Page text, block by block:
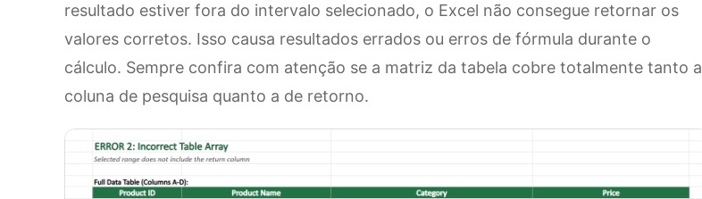
resultado estiver fora do intervalo selecionado, o Excel não consegue retornar os
valores corretos. Isso causa resultados errados ou erros de fórmula durante o
cálculo. Sempre confira com atenção se a matriz da tabela cobre totalmente tanto a
coluna de pesquisa quanto a de retorno.